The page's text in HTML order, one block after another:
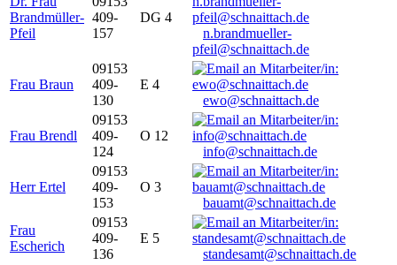
Brandmüller-
Pfeil
409-
157
DG 4
n.brandmueller-
pfeil@schnaittach.de
Frau Braun
09153
409-
130
E 4
ewo@schnaittach.de
Frau Brendl
09153
409-
124
O 12
info@schnaittach.de
Herr Ertel
09153
409-
153
O 3
bauamt@schnaittach.de
Frau
Escherich
09153
409-
136
E 5
standesamt@schnaittach.de